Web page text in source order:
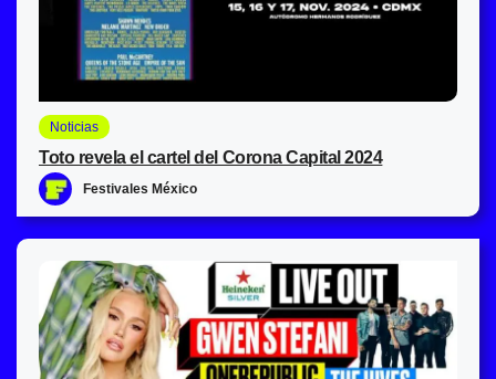
Noticias
Toto revela el cartel del Corona Capital 2024
Festivales México